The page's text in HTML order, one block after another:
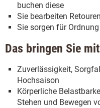
buchen diese
Sie bearbeiten
Sie sorgen für
Das bringen Sie mit
Zuverlässigkeit,
Hochsaison
Körperliche
Stehen und Bewegen